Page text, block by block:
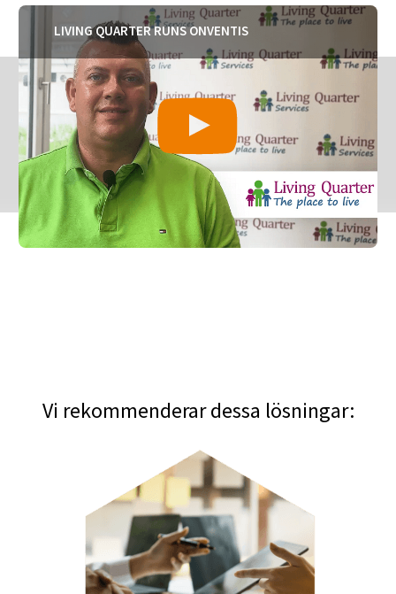
LIVING QUARTER RUNS ONVENTIS
Vi rekommenderar dessa lösningar: